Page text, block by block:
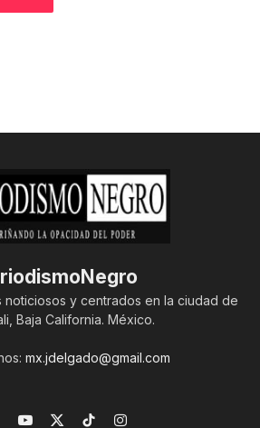
noticiosos y centrados en la ciudad de
Baja California. México.
mx.jdelgado@gmail.com